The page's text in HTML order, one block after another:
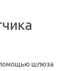
помощью шлюза